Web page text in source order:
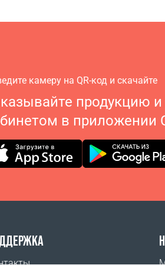
камеру на QR-код и скачайте
продукцию
в приложении